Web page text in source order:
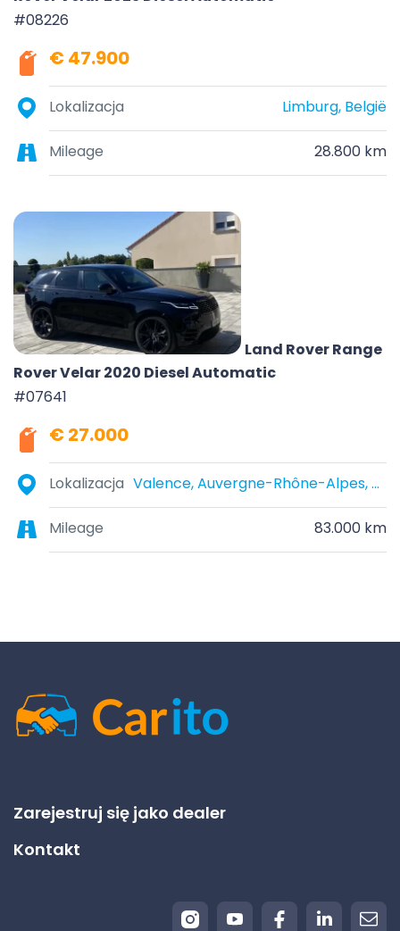
#08226
€ 47.900
Lokalizacja Limburg, België
Mileage 28.800 km
Land Rover Range
Rover Velar 2020 Diesel Automatic
#07641
€ 27.000
Lokalizacja Valence, Auvergne-Rhône-Alpes, France
Mileage 83.000 km
Zarejestruj się jako dealer
Kontakt